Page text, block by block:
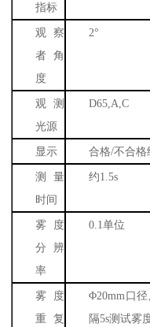
指标
观察
者角
度
2°
观测
光源
D65,A,C
显示 合格/不合格
测量
时间
约1.5s
雾度
分辨
率
0.1单位
雾度
重复
Φ20mm 口径
隔5s测试雾